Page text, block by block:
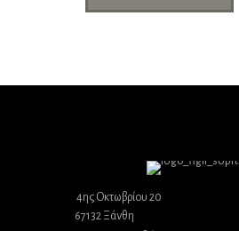
4ης Οκτωβρίου 20
67132 Ξάνθη